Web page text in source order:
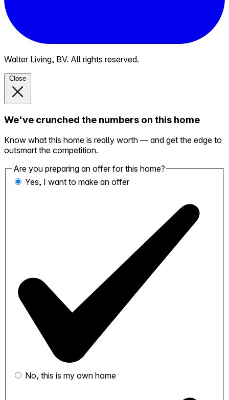
Walter Living, BV. All rights reserved.
Close
We've crunched the numbers on this home
Know what this home is really worth — and get the edge to
outsmart the competition.
Are you preparing an offer for this home?
Yes, I want to make an offer
No, this is my own home